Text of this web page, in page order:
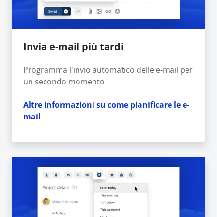
Invia e-mail più tardi
Programma l'invio automatico delle e-mail per
un secondo momento
Altre informazioni su come pianificare le e-
mail